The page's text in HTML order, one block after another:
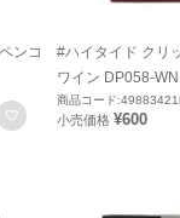
ンコ
お気に入りに登録
#ハイタイド クリ
ワイン DP058-WN
商品コード
小売価格 ¥600